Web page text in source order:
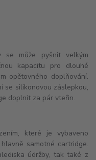
se může pyšnit velkým
kapacitu pro dlouhé
opětovného doplňování.
se silikonovou záslepkou,
doplnit za pár vteřin.
které je vybaveno
samotné cartridge.
údržby, tak také z